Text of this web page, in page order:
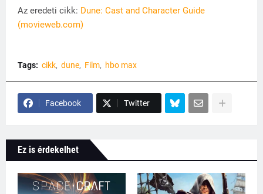
Az eredeti cikk: Dune: Cast and Character Guide
(movieweb.com)
Tags: cikk dune Film hbo max
Facebook Twitter
Ez is érdekelhet